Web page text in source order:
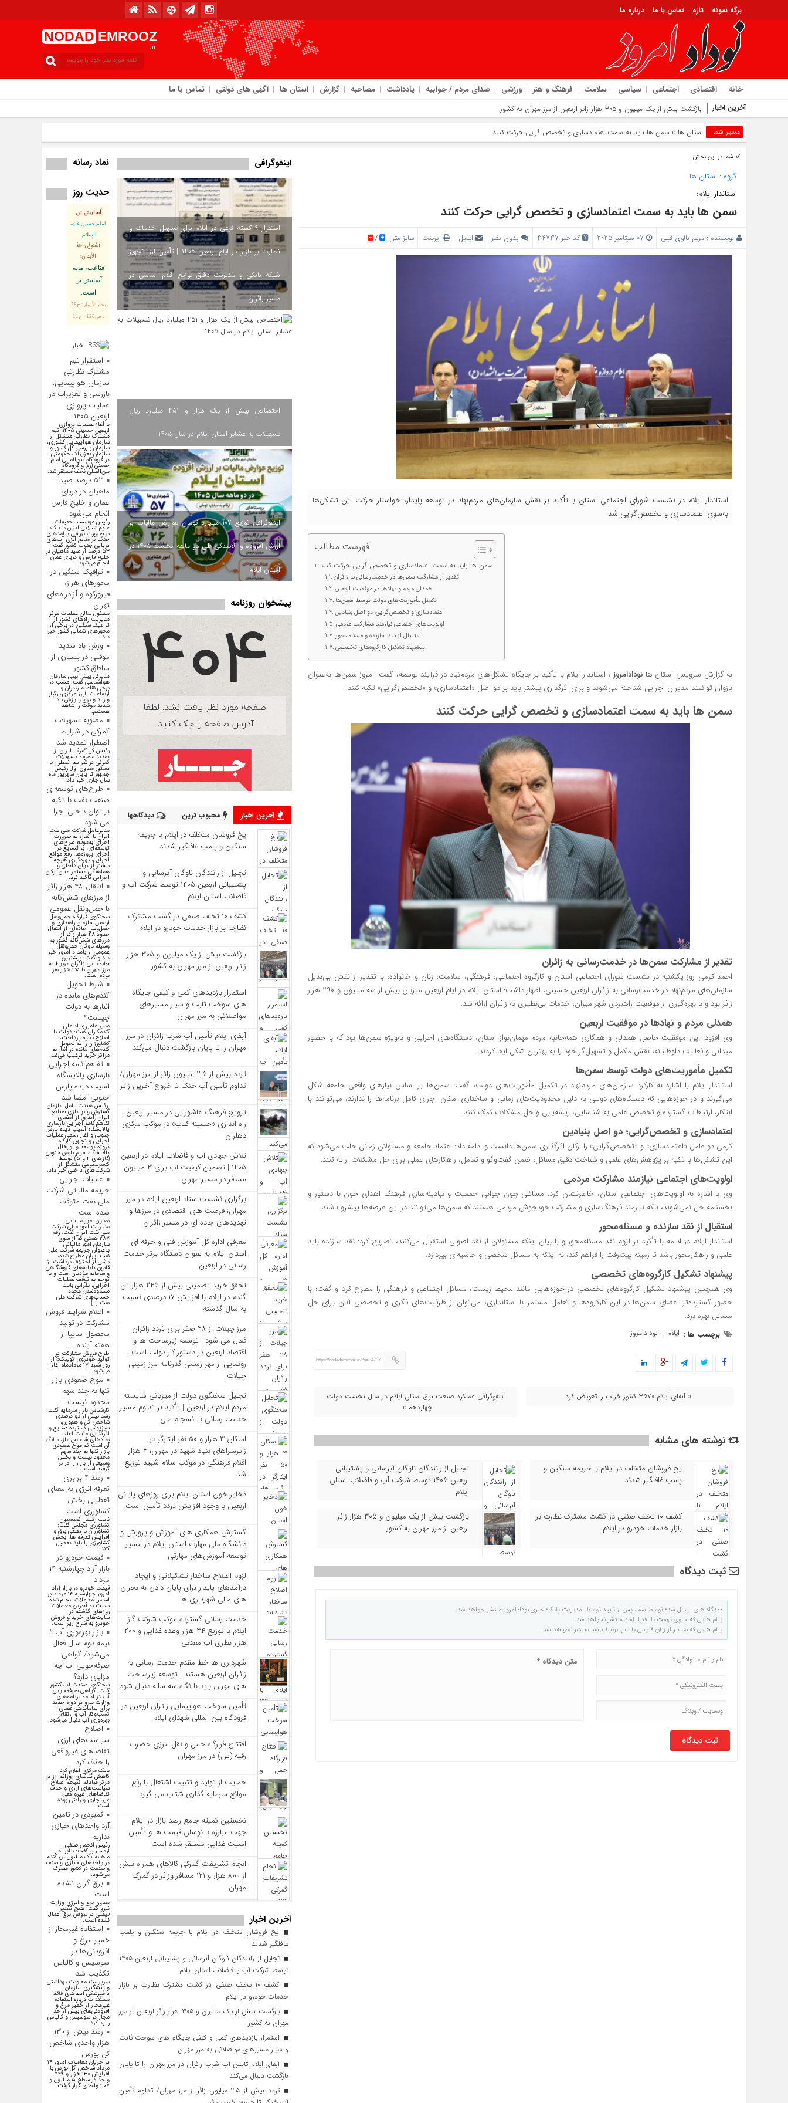
برگه نمونه تازه تماس با ما درباره ما
NODAD EMROOZ
.ir
خانه اقتصادی اجتماعی سیاسی سلامت فرهنگ و هنر ورزشی صدای مردم / جوابیه یادداشت مصاحبه گزارش استان ها آگهی های دولتی تماس با ما
آخرین اخبار استمرار بازدیدهای کمی و
مسیر شما استان ها » سمن‌ ها باید به سمت اعتمادسازی و تخصص‌ گرایی حرکت کنند
کد شما در این بخش
گروه : استان ها
استاندار ایلام:
سمن‌ ها باید به سمت اعتمادسازی و تخصص‌ گرایی حرکت کنند
نویسنده : مریم بالوی فیلی کد خبر 34737 بدون نظر ایمیل پرینت سایز متن /
استاندار ایلام در نشست شورای اجتماعی استان با تأکید بر نقش سازمان‌های مردم‌نهاد در توسعه پایدار، خواستار حرکت این تشکل‌ها
به‌سوی اعتمادسازی و تخصص‌گرایی شد.
فهرست مطالب
سمن‌ ها باید به سمت اعتمادسازی و تخصص‌ گرایی حرکت کنند
تقدیر از مشارکت سمن‌ها در خدمت‌رسانی به زائران
همدلی مردم و نهادها در موفقیت اربعین
تکمیل مأموریت‌های دولت توسط سمن‌ها
اعتمادسازی و تخصص‌گرایی؛ دو اصل بنیادین
اولویت‌های اجتماعی نیازمند مشارکت مردمی
استقبال از نقد سازنده و مسئله‌محور
پیشنهاد تشکیل کارگروه‌های تخصصی
به گزارش سرویس استان ها نودادامروز، استاندار ایلام با تأکید بر جایگاه تشکل‌های مردم‌نهاد در فرآیند توسعه، گفت: امروز سمن‌ها به‌عنوان
بازوان توانمند مدیران اجرایی شناخته می‌شوند و برای اثرگذاری بیشتر باید بر دو اصل «اعتمادسازی» و «تخصص‌گرایی» تکیه کنند.
سمن‌ ها باید به سمت اعتمادسازی و تخصص‌ گرایی حرکت کنند
تقدیر از مشارکت سمن‌ها در خدمت‌رسانی به زائران
احمد کرمی روز یکشنبه در نشست شورای اجتماعی استان و کارگروه اجتماعی، فرهنگی، سلامت، زنان و خانواده، با تقدیر از نقش بی‌بدیل
سازمان‌های مردم‌نهاد در خدمت‌رسانی به زائران اربعین حسینی، اظهار داشت: استان ایلام در ایام اربعین میزبان بیش از سه میلیون و ۲۹۰ هزار
زائر بود و با بهره‌گیری از موقعیت راهبردی شهر مهران، خدمات بی‌نظیری به زائران ارائه شد.
همدلی مردم و نهادها در موفقیت اربعین
وی افزود: این موفقیت حاصل همدلی و همکاری همه‌جانبه مردم مهمان‌نواز استان، دستگاه‌های اجرایی و به‌ویژه سمن‌ها بود که با حضور
میدانی و فعالیت داوطلبانه، نقش مکمل و تسهیل‌گر خود را به بهترین شکل ایفا کردند.
تکمیل مأموریت‌های دولت توسط سمن‌ها
استاندار ایلام با اشاره به کارکرد سازمان‌های مردم‌نهاد در تکمیل مأموریت‌های دولت، گفت: سمن‌ها بر اساس نیازهای واقعی جامعه شکل
می‌گیرند و در حوزه‌هایی که دستگاه‌های دولتی به دلیل محدودیت‌های زمانی و ساختاری امکان اجرای کامل برنامه‌ها را ندارند، می‌توانند با
ابتکار، ارتباطات گسترده و تخصص علمی به شناسایی، ریشه‌یابی و حل مشکلات کمک کنند.
اعتمادسازی و تخصص‌گرایی؛ دو اصل بنیادین
کرمی دو عامل «اعتمادسازی» و «تخصص‌گرایی» را ارکان اثرگذاری سمن‌ها دانست و ادامه داد: اعتماد جامعه و مسئولان زمانی جلب می‌شود که
این تشکل‌ها با تکیه بر پژوهش‌های علمی و شناخت دقیق مسائل، ضمن گفت‌وگو و تعامل، راهکارهای عملی برای حل مشکلات ارائه کنند.
اولویت‌های اجتماعی نیازمند مشارکت مردمی
وی با اشاره به اولویت‌های اجتماعی استان، خاطرنشان کرد: مسائلی چون جوانی جمعیت و نهادینه‌سازی فرهنگ اهدای خون با دستور و
بخشنامه حل نمی‌شوند، بلکه نیازمند فرهنگ‌سازی و مشارکت خودجوش مردمی هستند که سمن‌ها می‌توانند در این عرصه‌ها پیشرو باشند.
استقبال از نقد سازنده و مسئله‌محور
استاندار ایلام در ادامه با تأکید بر لزوم نقد مسئله‌محور و با بیان اینکه مسئولان از نقد اصولی استقبال می‌کنند، تصریح کرد: نقد سازنده باید
علمی و راهکارمحور باشد تا زمینه پیشرفت را فراهم کند، نه اینکه به مسائل شخصی و حاشیه‌ای بپردازد.
پیشنهاد تشکیل کارگروه‌های تخصصی
وی همچنین پیشنهاد تشکیل کارگروه‌های تخصصی در حوزه‌هایی مانند محیط زیست، مسائل اجتماعی و فرهنگی را مطرح کرد و گفت: با
حضور گسترده‌تر اعضای سمن‌ها در این کارگروه‌ها و تعامل مستمر با استانداری، می‌توان از ظرفیت‌های فکری و تخصصی آنان برای حل
مسائل بهره برد.
برچسب ها : ایلام , نودادامروز
https://nodademrooz.ir/?p=34737
« آبفای ایلام ۳۵۷۰ کنتور خراب را تعویض کرد
اینفوگرافی عملکرد صنعت برق استان ایلام در سال نخست دولت
چهاردهم »
نوشته های مشابه
یخ‌ فروشان متخلف در ایلام با جریمه سنگین و
پلمب غافلگیر شدند
تجلیل از رانندگان ناوگان آبرسانی و پشتیبانی
اربعین ۱۴۰۵ توسط شرکت آب و فاضلاب استان
ایلام
کشف ۱۰ تخلف صنفی در گشت مشترک نظارت بر
بازار خدمات خودرو در ایلام
بازگشت بیش از یک میلیون و ۳۰۵ هزار زائر
اربعین از مرز مهران به کشور
ثبت دیدگاه
دیدگاه های ارسال شده توسط شما، پس از تایید توسط مدیریت پایگاه خبری نودادامروز منتشر خواهد شد.
پیام هایی که حاوی تهمت یا افترا باشد منتشر نخواهد شد.
پیام هایی که به غیر از زبان فارسی یا غیر مرتبط باشد منتشر نخواهد شد.
اینفوگرافی
استقرار ۹ کمیته فرعی در ایلام برای تسهیل خدمات و
نظارت بر بازار در ایام اربعین ۱۴۰۵ | تأمین ارز، تجهیز
شبکه بانکی و مدیریت دقیق توزیع اقلام اساسی در
مسیر زائران
اختصاص بیش از یک هزار و ۴۵۱ میلیارد ریال
تسهیلات به عشایر استان ایلام در سال ۱۴۰۵
اینفوگرافی توزیع ۱۰۷ میلیارد تومان عوارض مالیات بر
ارزش افزوده و آلایندگی طی دو ماهه نخست ۱۴۰۵ در
استان ایلام
پیشخوان روزنامه
آخرین اخبار محبوب ترین دیدگاهها
یخ‌ فروشان متخلف در ایلام با جریمه
سنگین و پلمب غافلگیر شدند
تجلیل از رانندگان ناوگان آبرسانی و
پشتیبانی اربعین ۱۴۰۵ توسط شرکت آب و
فاضلاب استان ایلام
کشف ۱۰ تخلف صنفی در گشت مشترک
نظارت بر بازار خدمات خودرو در ایلام
بازگشت بیش از یک میلیون و ۳۰۵ هزار
زائر اربعین از مرز مهران به کشور
استمرار بازدیدهای کمی و کیفی جایگاه‌
های سوخت ثابت و سیار مسیرهای
مواصلاتی به مرز مهران
آبفای ایلام تأمین آب شرب زائران در مرز
مهران را تا پایان بازگشت دنبال می‌کند
تردد بیش از ۲.۵ میلیون زائر از مرز مهران/
تداوم تأمین آب خنک تا خروج آخرین زائر
ترویج فرهنگ عاشورایی در مسیر اربعین |
راه‌ اندازی «حسینه کتاب» در موکب مرکزی
دهلران
تلاش جهادی آب و فاضلاب ایلام در اربعین
۱۴۰۵ | تضمین کیفیت آب برای ۳ میلیون
مسافر در مسیر مهران
برگزاری نشست ستاد اربعین ایلام در مرز
مهران؛ فرصت‌ های اقتصادی در مرزها و
تهدیدهای جاده‌ ای در مسیر زائران
معرفی اداره کل آموزش فنی و حرفه‌ ای
استان ایلام به‌ عنوان دستگاه برتر خدمت‌
رسانی در اربعین
تحقق خرید تضمینی بیش از ۲۴۵ هزار تن
گندم در ایلام با افزایش ۱۷ درصدی نسبت
به سال گذشته
مرز چیلات از ۲۸ صفر برای تردد زائران
فعال می‌ شود | توسعه زیرساخت‌ ها و
اقتصاد اربعین در دستور کار دولت است |
رونمایی از مهر رسمی گذرنامه مرز زمینی
چیلات
تجلیل سخنگوی دولت از میزبانی شایسته
مردم ایلام در اربعین | تأکید بر تداوم مسیر
خدمت‌ رسانی با انسجام ملی
اسکان ۳ هزار و ۵۰ نفر ایثارگر در
زائرسراهای بنیاد شهید در مهران؛ ۶ هزار
اقلام فرهنگی در موکب سلام شهید توزیع
شد
ذخایر خون استان ایلام برای روزهای پایانی
اربعین با وجود افزایش تردد تأمین است
گسترش همکاری‌ های آموزش و پرورش و
دانشگاه ملی مهارت استان ایلام در مسیر
توسعه آموزش‌های مهارتی
لزوم اصلاح ساختار تشکیلاتی و ایجاد
درآمدهای پایدار برای پایان دادن به بحران‌
های مالی شهرداری‌ ها
خدمت رسانی گسترده موکب شرکت گاز
ایلام با توزیع ۳۴ هزار وعده غذایی و ۲۰۰
هزار بطری آب معدنی
شهرداری‌ ها خط مقدم خدمت ‌رسانی به
زائران اربعین هستند | توسعه زیرساخت
‌های مهران باید با نگاه سه‌ ساله دنبال شود
تأمین سوخت هواپیمایی زائران اربعین در
فرودگاه بین المللی شهدای ایلام
افتتاح قرارگاه حمل‌ و نقل مرزی حضرت
رقیه (س) در مرز مهران
حمایت از تولید و تثبیت اشتغال با رفع
موانع سرمایه‌ گذاری شتاب می‌ گیرد
نخستین کمیته جامع رصد بازار در ایلام
جهت مبارزه با نوسان قیمت‌ ها و تأمین
امنیت غذایی مستقر شده است
انجام تشریفات گمرکی کالاهای همراه بیش
از ۸۰۰ هزار و ۱۲۱ مسافر وزائر در گمرک
مهران
آخرین اخبار
یخ‌ فروشان متخلف در ایلام با جریمه سنگین و پلمب
غافلگیر شدند
تجلیل از رانندگان ناوگان آبرسانی و پشتیبانی اربعین ۱۴۰۵
توسط شرکت آب و فاضلاب استان ایلام
کشف ۱۰ تخلف صنفی در گشت مشترک نظارت بر بازار
خدمات خودرو در ایلام
بازگشت بیش از یک میلیون و ۳۰۵ هزار زائر اربعین از مرز
مهران به کشور
استمرار بازدیدهای کمی و کیفی جایگاه‌ های سوخت ثابت
و سیار مسیرهای مواصلاتی به مرز مهران
آبفای ایلام تأمین آب شرب زائران در مرز مهران را تا پایان
بازگشت دنبال می‌کند
تردد بیش از ۲.۵ میلیون زائر از مرز مهران/ تداوم تأمین
نماد رسانه
حدیث روز
آسایش تن
امام حسین علیه
السلام:
القُنوعُ راحَةُ
الأبدانِ؛
قناعت، مايه
آسايش تن
است.
بحارالأنوار: ج78
، ص128 ، ح11
اخبار
اقتصادی
استقرار تیم
مشترک نظارتی
سازمان هواپیمایی،
بازرسی و تعزیرات در
عملیات پروازی
اربعین ۱۴۰۵
با آغاز عملیات پروازی
اربعین حسینی ۱۴۰۵، تیم
مشترک نظارتی متشکل از
سازمان هواپیمایی کشوری،
سازمان بازرسی کل کشور و
سازمان تعزیرات حکومتی
در فرودگاه بین‌المللی امام
خمینی (ره) و فرودگاه
بین‌المللی نجف مستقر شد.
۵۳ درصد صید
ماهیان در دریای
عمان و خلیج فارس
انجام می‌شود
رئیس موسسه تحقیقات
علوم شیلاتی ایران با تاکید
بر ضرورت بررسی پیامد‌های
جنگ بر منابع آبزی آب‌های
دریایی جنوب کشور گفت:
۵۳ درصد از صید ماهیان در
خلیج فارس و دریای عمان
انجام می‌شود.
ترافیک سنگین در
محورهای هراز،
فیروزکوه و آزادراه‌های
تهران
مسئول سالن عملیات مرکز
مدیریت راه‌های کشور از
ترافیک سنگین در برخی از
محور‌های شمالی کشور خبر
داد.
وزش باد شدید
موقتی در بسیاری از
مناطق کشور
مدیرکل پیش بینی سازمان
هواشناسی گفت:امشب در
برخی نقاط مازندران و
ارتفاعات البرز مرکزی، رگبار
و رعد و برق و وزش باد
شدید موقت را شاهد
هستیم.
مصوبه تسهیلات
گمرکی در شرایط
اضطرار تمدید شد
رئیس کل گمرک ایران از
تمدید مصوبه تسهیلات
گمرکی در شرایط اضطرار با
دستور معاون اول رئیس
جمهور تا پایان شهریور ماه
سال جاری خبر داد.
طرح‌های توسعه‌ای
صنعت نفت با تکیه
بر توان داخلی اجرا
می شود
مدیرعامل شرکت ملی نفت
ایران با اشاره به ضرورت
اجرای به‌موقع طرح‌های
توسعه‌ای، بر تسریع در
اجرای پروژه‌ها، رفع موانع
اجرایی، بهره‌گیری هرچه
بیشتر از توان داخلی و
هماهنگی مستمر میان ارکان
اجرایی تاکید کرد.
انتقال ۴۸ هزار زائر
از مرزهای شش‌گانه
با حمل‌ونقل عمومی
سخنگوی قرارگاه حمل‌ونقل
اربعین سازمان راهداری و
حمل‌ونقل جاده‌ای از انتقال
حدود ۴۸ هزار زائر از
مرز‌های شش‌گانه کشور به
وسیله ناوگان حمل‌ونقل
عمومی از بامداد امروز خبر
داد و گفت: بیشترین
جابه‌جایی زائران مربوط به
مرز مهران با ۳۵ هزار نفر
بوده است.
شرط تحویل
گندم‌های مانده در
انبار‌ها به دولت
چیست؟
مدیر عامل بنیاد ملی
گندمکاران گفت: دولت با
اصلاح نحوه پرداخت،
کشاورزان را به تحویل
گندم‌های مانده در انبار به
مراکز خرید ترغیب می‌کند.
تفاهم نامه اجرایی
بازسازی پالایشگاه
آسیب دیده پارس
جنوبی امضا شد
رئیس هیئت عامل سازمان
گسترش و نوسازی صنایع
ایران (ایدرو) از امضای
تفاهم نامه اجرایی بازسازی
پالایشگاه آسیب دیده پارس
جنوبی و آغاز رسمی عملیات
اجرایی و تجهیز کارگاه
پروژه توسعه و اورهال
پالایشگاه سوم پارس جنوبی
(فاز‌های ۴ و ۵) توسط
کنسرسیومی متشکل از
شرکت‌های داخلی خبر داد.
عملیات اجرایی
جریمه مالیاتی شرکت
ملی نفت متوقف
شده است
معاون امور مالیاتی
مدیریت امور مالی شرکت
ملی نفت ایران گفت: رقم
۲۸۷ همتی که از سوی
سازمان امور مالیاتی
به‌عنوان جریمه شرکت ملی
نفت ایران مطرح شده،
ناشی از اختلاف برداشت از
قانون پایانه‌های فروشگاهی
و سامانه مؤدیان است و با
توجه به توقف عملیات
اجرایی، نگرانی بابت
مسدودشدن مجدد
حساب‌های شرکت ملی
نفت […]
اعلام شرایط فروش
مشارکت در تولید
محصول سایپا از
هفته آینده
طرح فروش مشارکت در
تولید خودروی کوییکS از
روز شنبه ۱۷ مردادماه آغاز
می‌شود.
موج صعودی بازار
تنها به چند سهم
محدود نیست
کارشناس بازار سرمایه گفت:
رشد بیش از دو درصدی
شاخص کل و هم‌وزن،
سبزپوشی گسترده صنایع و
اثرگذاری مثبت اغلب
نماد‌های شاخص‌ساز، بیانگر
آن است که موج صعودی
بازار تنها به چند سهم
محدود نیست و بخش
وسیعی از بازار را در بر
گرفته است.
رشد ۴ برابری
تعرفه انرژی به معنای
تعطیلی بخش
کشاورزی است
نایب رئیس کمیسیون
کشاورزی مجلس گفت:
کشاورزان با قطعی برق و
افزایش تعرفه ها، بخش
کشاورزی را باید تعطیل
کنند.
قیمت خودرو در
بازار آزاد چهارشنبه ۱۴
مرداد
قیمت خودرو در بازار آزاد
امروز چهارشنبه ۱۴ مرداد بر
اساس معاملات انجام شده
نسبت به آخرین معاملات
روز‌های گذشته در
سایت‌های خرید و فروش
خودرو به شرح زیر است.
بازار بهره‌وری آب تا
نیمه دوم سال فعال
می‌شود/ گواهی
صرفه‌جویی آب چه
مزایای دارد؟
سخنگوی صنعت آب کشور
گفت: گواهی صرفه‌جویی
آب در ادامه برنامه‌های
وزارت نیرو در دوره جدید
برای ساماندهی فضای
کسب‌وکار آب و ارتقای
بهره‌وری آب دنبال می‌شود.
اصلاح
سیاست‌های ارزی
تقاضاهای غیرواقعی
را حذف کرد
بانک مرکزی اعلام کرد:
کاهش تقاضای روزانه ارز در
مرکز مبادله، نتیجه اصلاح
سیاست‌های ارزی و حذف
تقاضا‌های غیرواقعی،
غیرتجاری و رانتی بوده
است.
کمبودی در تامین
آرد واحد‌های خبازی
نداریم
رئیس انجمن صنفی
آردسازان گفت: بنابر آمار
ماهانه یک میلیون تن گندم
در واحد‌های خبازی و صنف
و صنعت در کشور مصرف
می‌شود.
برق گران نشده
است
معاون برق و انرژی وزارت
نیرو گفت: هیچ تغییر
قیمتی در قبوض برق اعمال
نشده است.
استفاده غیرمجاز از
خمیر مرغ و
افزودنی‌ها در
سوسیس و کالباس
تکذیب شد
سرپرست معاونت بهداشتی
و پیشگیری سازمان
دامپزشکی ادعاهای فاقد
مستندات درباره استفاده
غیرمجاز از خمیر مرغ و
افزودنی‌های بیش از حد
مجاز در سوسیس و کالباس
را رد کرد.
رشد بیش از ۱۳۰
هزار واحدی شاخص
کل بورس
در جریان معاملات امروز ۱۴
مرداد شاخص کل بورس با
افزایش ۱۳۰ هزار و ۵۴۹
واحد در سطح ۵ میلیون و
۴۰۷ واحدی قرار گرفت.